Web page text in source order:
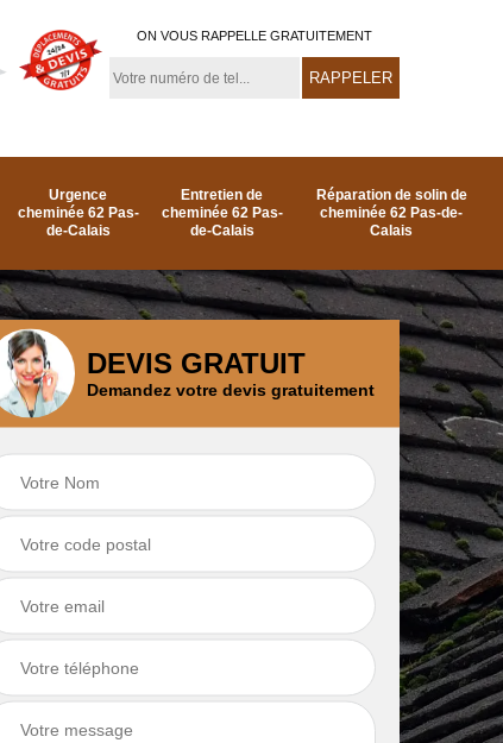
ON VOUS RAPPELLE GRATUITEMENT
Urgence
cheminée 62 Pas-
de-Calais
Entretien de
cheminée 62 Pas-
de-Calais
Réparation de solin de
cheminée 62 Pas-de-
Calais
62 Pas-de-Calais
Réparation de
cheminée 62 Pas-
de-Calais
DEVIS GRATUIT
Demandez votre devis gratuitement